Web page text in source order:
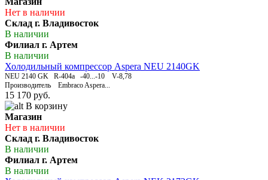
Нет в наличии
Склад г. Владивосток
В наличии
Филиал г. Артем
В наличии
Холодильный компрессор Aspera NEU 2140GK
NEU 2140 GK R-404а -40...-10 V-8,78
Производитель Embraco Aspera...
15 170 руб.
В корзину
Магазин
Нет в наличии
Склад г. Владивосток
В наличии
Филиал г. Артем
В наличии